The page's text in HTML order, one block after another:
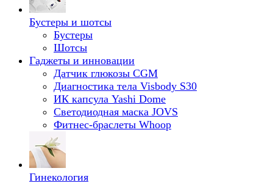
Бустеры и шотсы
Бустеры
Шотсы
Гаджеты и инновации
Датчик глюкозы CGM
Диагностика тела Visbody S30
ИК капсула Yashi Dome
Светодиодная маска JOVS
Фитнес-браслеты Whoop
Гинекология